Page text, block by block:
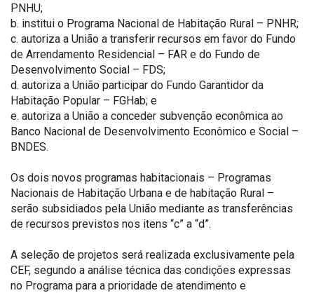
PNHU;
b. institui o Programa Nacional de Habitação Rural – PNHR;
c. autoriza a União a transferir recursos em favor do Fundo
de Arrendamento Residencial – FAR e do Fundo de
Desenvolvimento Social – FDS;
d. autoriza a União participar do Fundo Garantidor da
Habitação Popular – FGHab; e
e. autoriza a União a conceder subvenção econômica ao
Banco Nacional de Desenvolvimento Econômico e Social –
BNDES.
Os dois novos programas habitacionais – Programas
Nacionais de Habitação Urbana e de habitação Rural –
serão subsidiados pela União mediante as transferências
de recursos previstos nos itens “c” a “d”.
A seleção de projetos será realizada exclusivamente pela
CEF, segundo a análise técnica das condições expressas
no Programa para a prioridade de atendimento e